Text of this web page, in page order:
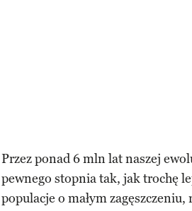
Przez ponad 6 mln lat naszej
pewnego stopnia tak, jak trochę
populacje o małym